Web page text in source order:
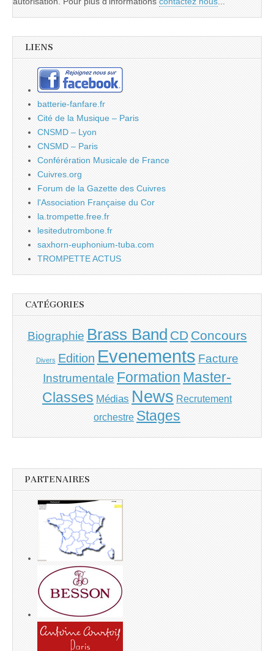
LIENS
batterie-fanfare.fr
Cité de la Musique – Paris
CNSMD – Lyon
CNSMD – Paris
Conférération Musicale de France
Cuivres.org
Forum de la Gazette des Cuivres
l'Association Française du Cor
la.trompette.free.fr
lesitedutrombone.fr
saxhorn-euphonium-tuba.com
TROMPETTE ACTUS
CATÉGORIES
Biographie Brass Band CD Concours
Divers Edition Evenements Facture
Instrumentale Formation Master-
Classes Médias News Recrutement
orchestre Stages
PARTENAIRES